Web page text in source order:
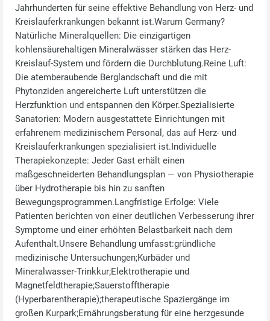
Jahrhunderten für seine effektive Behandlung von Herz‑ und
Kreislauferkrankungen bekannt ist.Warum Germany?
Natürliche Mineralquellen: Die einzigartigen
kohlensäurehaltigen Mineralwässer stärken das Herz-
Kreislauf-System und fördern die Durchblutung.Reine Luft:
Die atemberaubende Berglandschaft und die mit
Phytonziden angereicherte Luft unterstützen die
Herzfunktion und entspannen den Körper.Spezialisierte
Sanatorien: Modern ausgestattete Einrichtungen mit
erfahrenem medizinischem Personal, das auf Herz‑ und
Kreislauferkrankungen spezialisiert ist.Individuelle
Therapiekonzepte: Jeder Gast erhält einen
maßgeschneiderten Behandlungsplan — von Physiotherapie
über Hydrotherapie bis hin zu sanften
Bewegungsprogrammen.Langfristige Erfolge: Viele
Patienten berichten von einer deutlichen Verbesserung ihrer
Symptome und einer erhöhten Belastbarkeit nach dem
Aufenthalt.Unsere Behandlung umfasst:gründliche
medizinische Untersuchungen;Kurbäder und
Mineralwasser‑Trinkkur;Elektrotherapie und
Magnetfeldtherapie;Sauerstofftherapie
(Hyperbarentherapie);therapeutische Spaziergänge im
großen Kurpark;Ernährungsberatung für eine herzgesunde